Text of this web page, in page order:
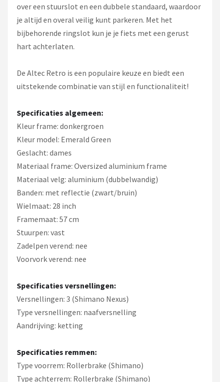
over een stuurslot en een dubbele standaard, waardoor
je altijd en overal veilig kunt parkeren. Met het
bijbehorende ringslot kun je je fiets met een gerust
hart achterlaten.
De Altec Retro is een populaire keuze en biedt een
uitstekende combinatie van stijl en functionaliteit!
Specificaties algemeen:
Kleur frame: donkergroen
Kleur model: Emerald Green
Geslacht: dames
Materiaal frame: Oversized aluminium frame
Materiaal velg: aluminium (dubbelwandig)
Banden: met reflectie (zwart/bruin)
Wielmaat: 28 inch
Framemaat: 57 cm
Stuurpen: vast
Zadelpen verend: nee
Voorvork verend: nee
Specificaties versnellingen:
Versnellingen: 3 (Shimano Nexus)
Type versnellingen: naafversnelling
Aandrijving: ketting
Specificaties remmen:
Type voorrem: Rollerbrake (Shimano)
Type achterrem: Rollerbrake (Shimano)